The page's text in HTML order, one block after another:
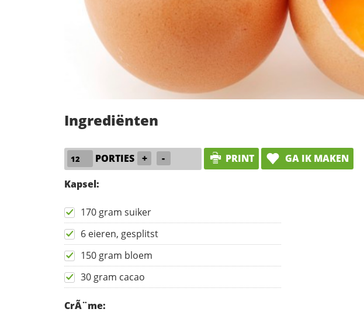
Ingrediënten
PORTIES + - PRINT
GA IK MAKEN
Kapsel:
170 gram suiker
6 eieren, gesplitst
150 gram bloem
30 gram cacao
CrÃ¨me: